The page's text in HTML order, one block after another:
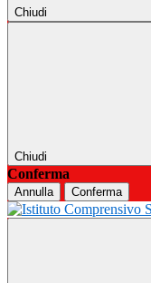
Chiudi
Chiudi
Conferma
Annulla Conferma